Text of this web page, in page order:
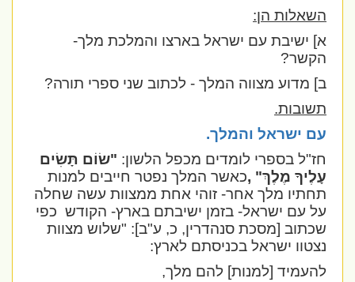
השאלות הן:
א] ישיבת עם ישראל בארצו והמלכת מלך-
הקשר?
ב] מדוע מצווה המלך - לכתוב שני ספרי תורה?
תשובות.
עם ישראל והמלך.
חז"ל בספרי לומדים מכפל הלשון:"שׂוֹם תָּשִׂים
עָלֶיךָ מֶלֶךְ" ,כאשר המלך נפטר חייבים למנות
תחתיו מלך אחר- זוהי אחת ממצוות עשה שחלה
על עם ישראל- בזמן ישיבתם בארץ- הקודש כפי
שכתוב [מסכת סנהדרין, כ, ע"ב]: "שלוש מצוות
נצטוו ישראל בכניסתם לארץ:
להעמיד [למנות] להם מלך,